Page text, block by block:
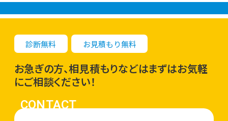
診断無料 お見積もり無料
お急ぎの方、相見積もりなどはまずはお気軽
にご相談ください！
CONTACT